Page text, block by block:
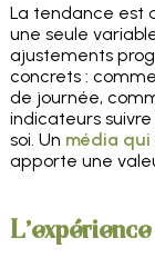
La tendance est
une seule
ajustements
concrets :
de journée,
indicateurs
soi. Un média qui
apporte une